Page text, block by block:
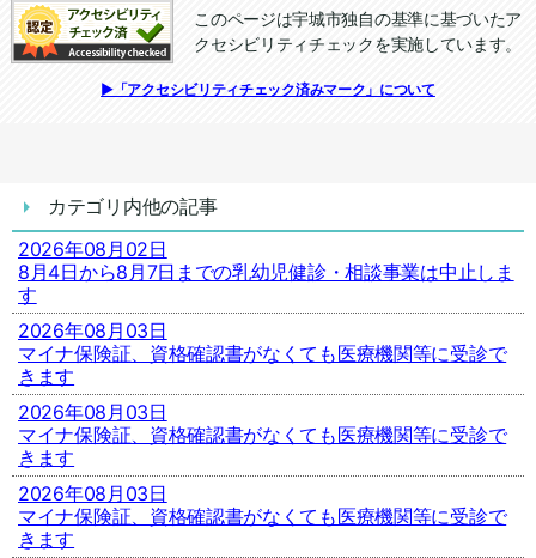
追加情報：アクセシビリティチェック
このページは宇城市独自の基準に基づいたア
クセシビリティチェックを実施しています。
▶「アクセシビリティチェック済みマーク」について
カテゴリ内他の記事
2026年08月02日
8月4日から8月7日までの乳幼児健診・相談事業は中止しま
す
2026年08月03日
マイナ保険証、資格確認書がなくても医療機関等に受診で
きます
2026年08月03日
マイナ保険証、資格確認書がなくても医療機関等に受診で
きます
2026年08月03日
マイナ保険証、資格確認書がなくても医療機関等に受診で
きます